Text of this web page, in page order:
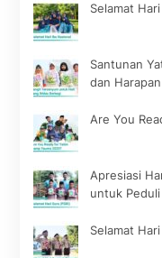
Selamat
Santunan
dan Harapan
Are You
Apresiasi
untuk Peduli
Selamat